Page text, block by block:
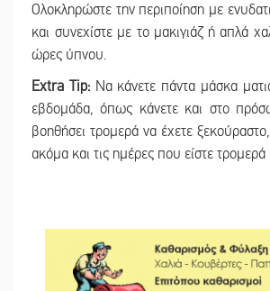
Ολοκληρώστε την περιποίηση με
και συνεχίστε με το μακιγιάζ ή απλά
ώρες ύπνου.
Extra Tip:Να κάνετε πάντα μάσκα
εβδομάδα, όπως κάνετε και στο
βοηθήσει τρομερά να έχετε
ακόμα και τις ημέρες που είστε